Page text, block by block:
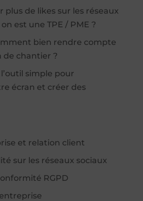
plus de likes sur les réseaux
est une TPE / PME ?
bien rendre compte
de chantier ?
simple pour
écran et créer des
et relation client
sur les réseaux sociaux
RGPD